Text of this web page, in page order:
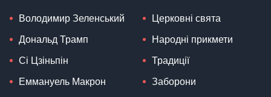
Володимир Зеленський
Дональд Трамп
Сі Цзіньпін
Еммануель Макрон
Церковні свята
Народні прикмети
Традиції
Заборони